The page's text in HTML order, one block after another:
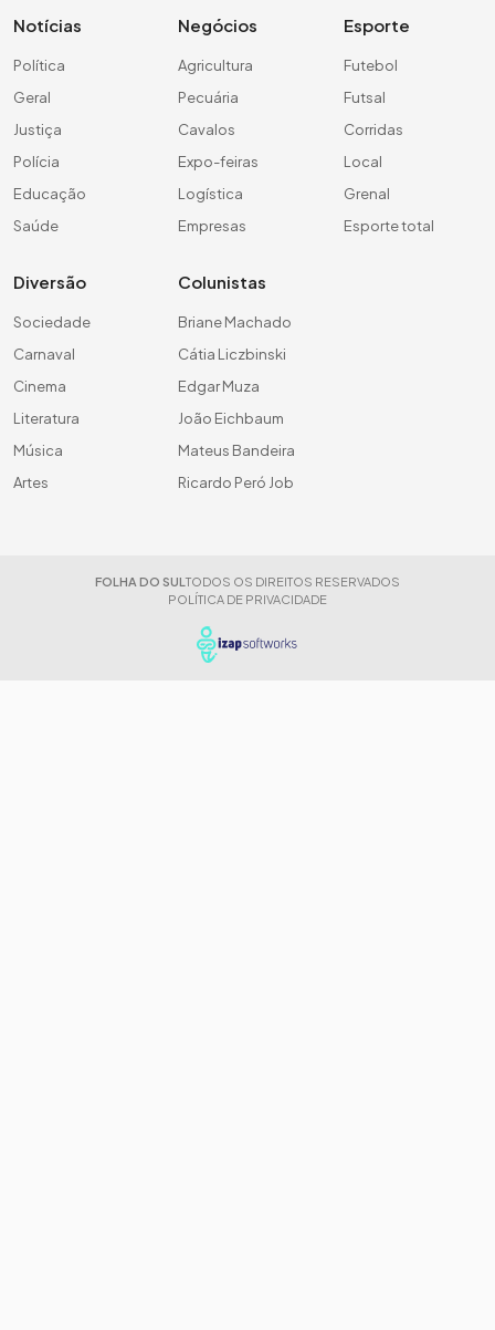
Notícias
Política
Geral
Justiça
Polícia
Educação
Saúde
Negócios
Agricultura
Pecuária
Cavalos
Expo-feiras
Logística
Empresas
Esporte
Futebol
Futsal
Corridas
Local
Grenal
Esporte total
Diversão
Sociedade
Carnaval
Cinema
Literatura
Música
Artes
Colunistas
Briane Machado
Cátia Liczbinski
Edgar Muza
João Eichbaum
Mateus Bandeira
Ricardo Peró Job
FOLHA DO SUL TODOS OS DIREITOS RESERVADOS
POLÍTICA DE PRIVACIDADE